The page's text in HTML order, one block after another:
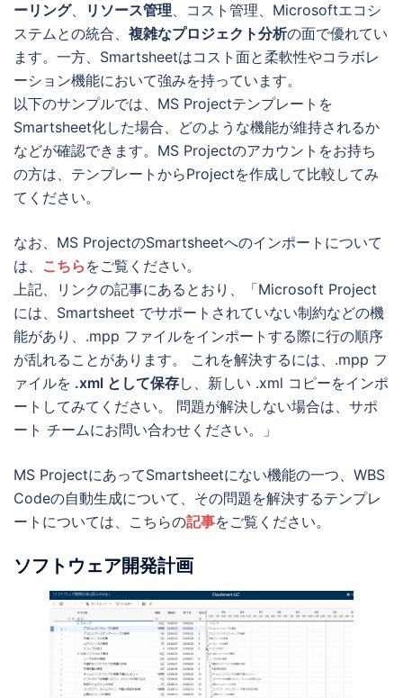
ーリング、 リソース管理、コスト管理、Microsoftエコシ
ステムとの統合、 複雑なプロジェクト分析の面で優れてい
ます。一方、Smartsheetはコスト面と柔軟性やコラボレ
ーション機能において強みを持っています。
以下のサンプルでは、MS Projectテンプレートを
Smartsheet化した場合、どのような機能が維持されるか
などが確認できます。MS Projectのアカウントをお持ち
の方は、テンプレートからProjectを作成して比較してみ
てください。
なお、MS ProjectのSmartsheetへのインポートについて
は、 こちら をご覧ください。
上記、リンクの記事にあるとおり、「Microsoft Project
には、Smartsheet でサポートされていない制約などの機
能があり、.mpp ファイルをインポートする際に行の順序
が乱れることがあります。 これを解決するには、.mpp フ
ァイルを .xml として保存し、新しい .xml コピーをインポ
ートしてみてください。 問題が解決しない場合は、サポ
ート チームにお問い合わせください。」
MS ProjectにあってSmartsheetにない機能の一つ、WBS
Codeの自動生成について、その問題を解決するテンプレ
ートについては、こちらの記事をご覧ください。
ソフトウェア開発計画